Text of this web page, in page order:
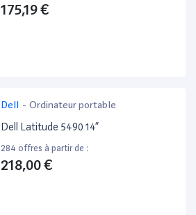
175,19 €
Dell - Ordinateur portable
Dell Latitude 5490 14”
284 offres à partir de :
218,00 €